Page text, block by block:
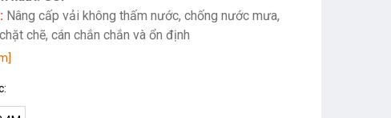
Nâng cấp vải không thấm nước, chống nước mưa,
chẽ, cán chắn chắn và ổn định